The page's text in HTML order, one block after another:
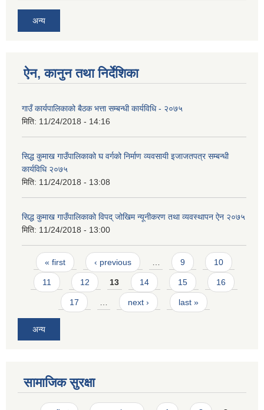
अन्य
ऐन, कानुन तथा निर्देशिका
गाउँ कार्यपालिकाको बैठक भत्ता सम्बन्धी कार्यविधि - २०७५
मिति: 11/24/2018 - 14:16
सिद्ध कुमाख गाउँपालिकाको घ वर्गको निर्माण व्यवसायी इजाजतपत्र सम्बन्धी
कार्यविधि २०७५
मिति: 11/24/2018 - 13:08
सिद्ध कुमाख गाउँपालिकाको विपद् जोखिम न्यूनीकरण तथा व्यवस्थापन ऐन २०७५
मिति: 11/24/2018 - 13:00
Pages
« first ‹ previous 9 10
11 12 13 14 15 16
17 next › last »
अन्य
सामाजिक सुरक्षा